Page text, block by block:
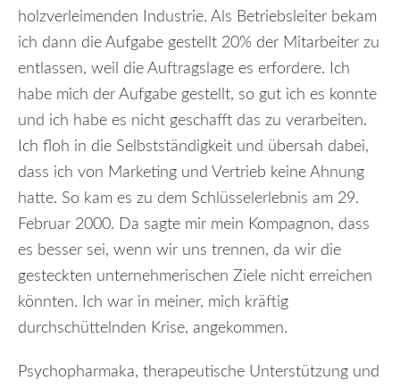
holzverleimenden Industrie. Als Betriebsleiter bekam
ich dann die Aufgabe gestellt 20% der Mitarbeiter zu
entlassen, weil die Auftragslage es erfordere. Ich
habe mich der Aufgabe gestellt, so gut ich es konnte
und ich habe es nicht geschafft das zu verarbeiten.
Ich floh in die Selbstständigkeit und übersah dabei,
dass ich von Marketing und Vertrieb keine Ahnung
hatte. So kam es zu dem Schlüsselerlebnis am 29.
Februar 2000. Da sagte mir mein Kompagnon, dass
es besser sei, wenn wir uns trennen, da wir die
gesteckten unternehmerischen Ziele nicht erreichen
könnten. Ich war in meiner, mich kräftig
durchschüttelnden Krise, angekommen.
Psychopharmaka, therapeutische Unterstützung und